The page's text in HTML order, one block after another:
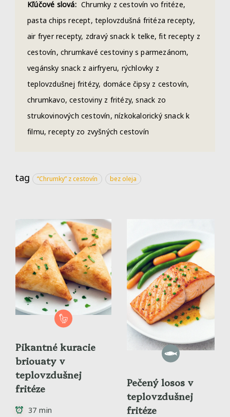
Kľúčové slová: Chrumky z cestovín vo fritéze,
pasta chips recept, teplovzdušná fritéza recepty,
air fryer recepty, zdravý snack k telke, fit recepty z
cestovín, chrumkavé cestoviny s parmezánom,
vegánsky snack z airfryeru, rýchlovky z
teplovzdušnej fritézy, domáce čipsy z cestovín,
chrumkavo, cestoviny z fritézy, snack zo
strukovinových cestovín, nízkokalorický snack k
filmu, recepty zo zvyšných cestovín
tag “Chrumky” z cestovín bez oleja
Pikantné kuracie
briouaty v
teplovzdušnej
fritéze
37 min
Pečený losos v
teplovzdušnej
fritéze